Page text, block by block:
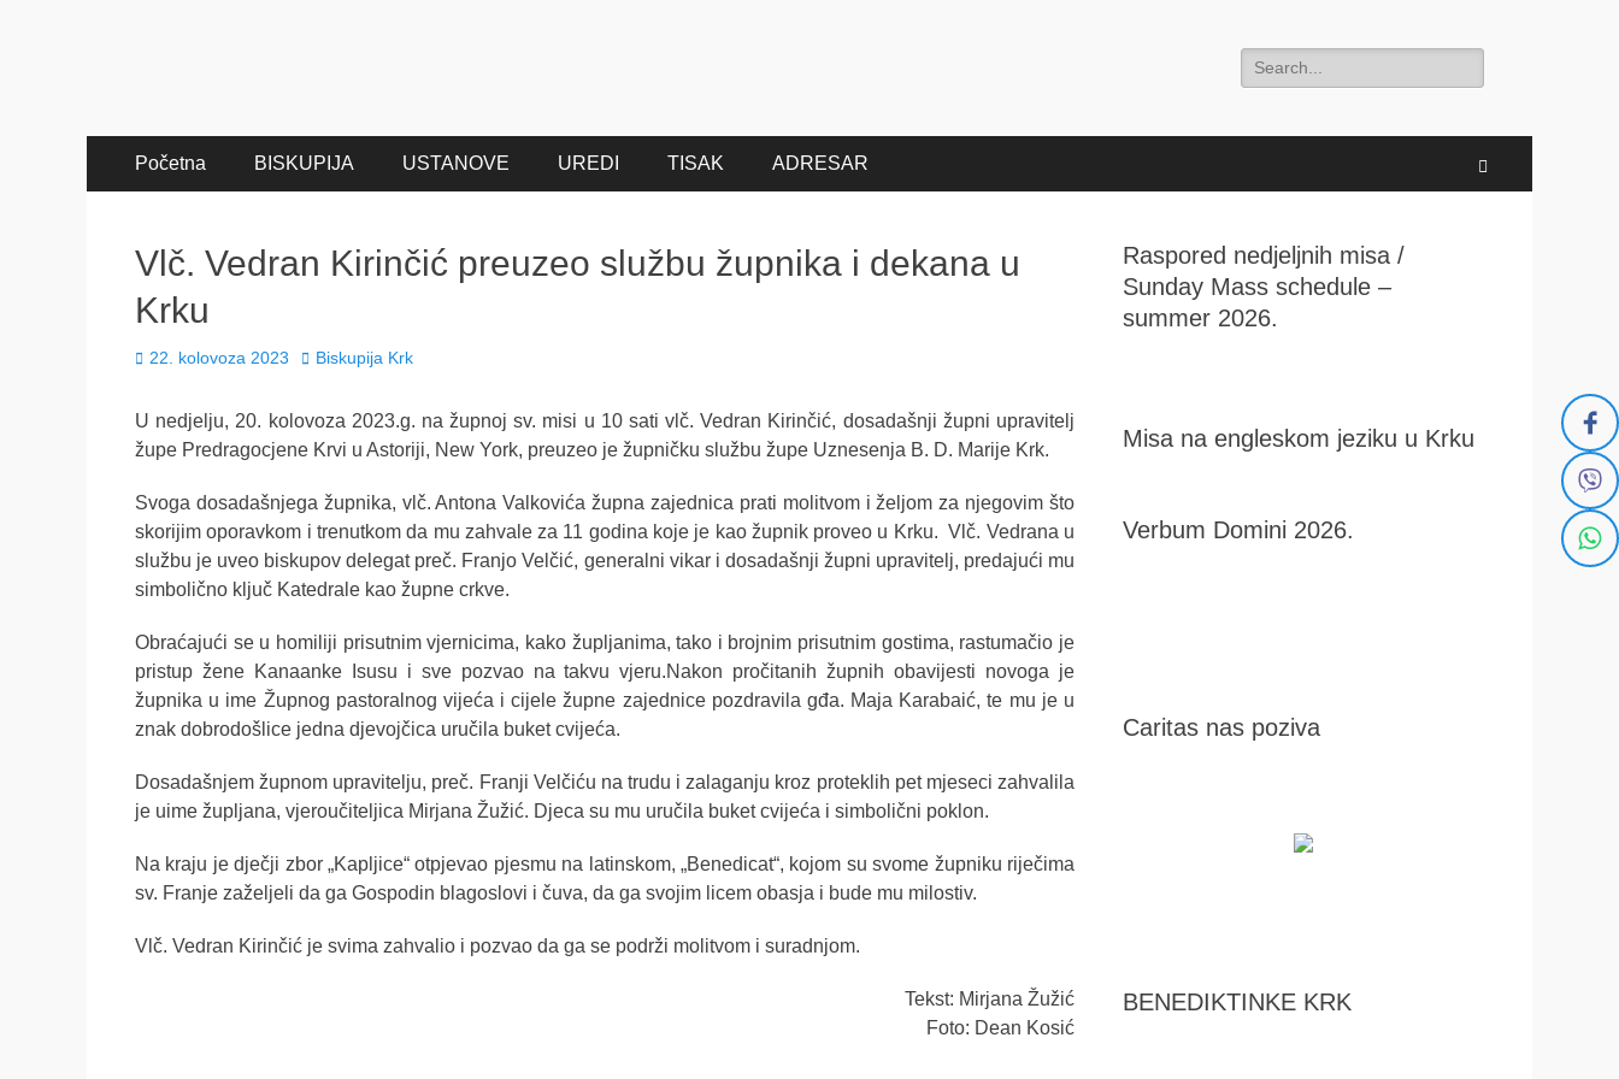
Search
for:
Primary
Menu
Početna BISKUPIJA USTANOVE UREDI TISAK ADRESAR
Vlč. Vedran Kirinčić preuzeo službu župnika i dekana u
Krku
Posted
22. kolovoza 2023 Author
Biskupija Krk
U nedjelju, 20. kolovoza 2023.g. na župnoj sv. misi u 10 sati vlč. Vedran Kirinčić, dosadašnji župni upravitelj
župe Predragocjene Krvi u Astoriji, New York, preuzeo je župničku službu župe Uznesenja B. D. Marije Krk.
Svoga dosadašnjega župnika, vlč. Antona Valkovića župna zajednica prati molitvom i željom za njegovim što
skorijim oporavkom i trenutkom da mu zahvale za 11 godina koje je kao župnik proveo u Krku.Vlč. Vedrana u
službu je uveo biskupov delegat preč. Franjo Velčić, generalni vikar i dosadašnji župni upravitelj, predajući mu
simbolično ključ Katedrale kao župne crkve.
Obraćajući se u homiliji prisutnim vjernicima, kako župljanima, tako i brojnim prisutnim gostima, rastumačio je
pristup žene Kanaanke Isusu i sve pozvao na takvu vjeru.Nakon pročitanih župnih obavijesti novoga je
župnika u ime Župnog pastoralnog vijeća i cijele župne zajednice pozdravila gđa. Maja Karabaić, te mu je u
znak dobrodošlice jedna djevojčica uručila buket cvijeća.
Dosadašnjem župnom upravitelju, preč. Franji Velčiću na trudu i zalaganju kroz proteklih pet mjeseci zahvalila
je uime župljana, vjeroučiteljica Mirjana Žužić. Djeca su mu uručila buket cvijeća i simbolični poklon.
Na kraju je dječji zbor „Kapljice“ otpjevao pjesmu na latinskom, „Benedicat“, kojom su svome župniku riječima
sv. Franje zaželjeli da ga Gospodin blagoslovi i čuva, da ga svojim licem obasja i bude mu milostiv.
Vlč. Vedran Kirinčić je svima zahvalio i pozvao da ga se podrži molitvom i suradnjom.
Tekst: Mirjana Žužić
Foto: Dean Kosić
Raspored nedjeljnih misa /
Sunday Mass schedule –
summer 2026.
Misa na engleskom jeziku u Krku
Verbum Domini 2026.
Caritas nas poziva
BENEDIKTINKE KRK